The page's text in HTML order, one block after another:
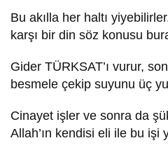
Bu akılla her haltı
karşı bir din söz konusu
Gider TÜRKSAT’ı vurur,
besmele çekip suyunu üç
Cinayet işler ve sonra da
Allah’ın kendisi eli ile bu işi